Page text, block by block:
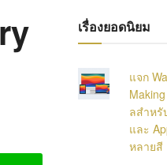
เรื่องยอดนิยม
แจก
ลสำหรั
และ
หลายสี